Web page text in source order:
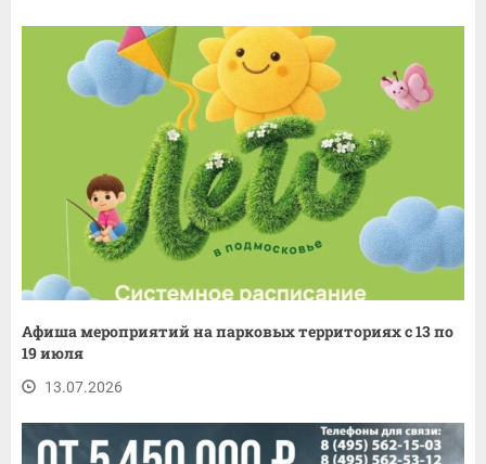
Афиша мероприятий на парковых территориях с 13 по
19 июля
13.07.2026